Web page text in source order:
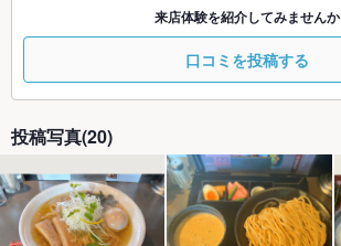
来店体験を紹介してみませんか
口コミを投稿する
投稿写真(20)